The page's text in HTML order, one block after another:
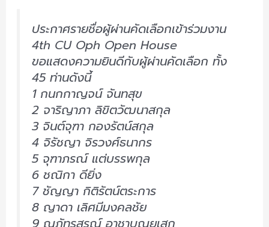
ประกาศรายชื่อผู้ผ่านคัดเลือกเข้าร่วมงาน
4th CU Oph Open House
ขอแสดงความยินดีกับผู้ผ่านคัดเลือก ทั้ง
45 ท่านดังนี้
1 กนกกาญจน์ จันทสุข
2 จาริญาภา ลิขิตวัฒนาสกุล
3 จินต์จุฑา กองรัตน์สกุล
4 จิรัชญา จิรวงศ์ธนากร
5 จุฑาภรณ์ แต่บรรพกุล
6 ชณิกา ดียิ่ง
7 ชัญญา กิติรัตน์ตระการ
8 ญาดา เลิศมีมงคลชัย